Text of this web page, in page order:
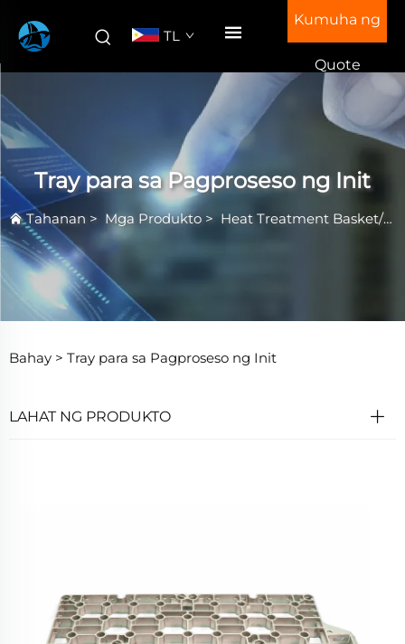
TL
Kumuha ng
Quote
Tray para sa Pagproseso ng Init
Tahanan > Mga Produkto > Heat Treatment Basket/Tray
Bahay > Tray para sa Pagproseso ng Init
LAHAT NG PRODUKTO